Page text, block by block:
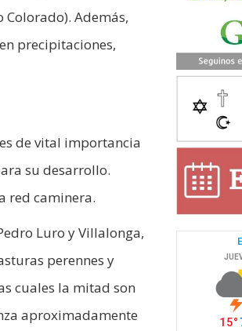
Además,
precipitaciones,
de vital importancia
su desarrollo.
red caminera.
Luro y Villalonga,
perennes y
cuales la mitad son
aproximadamente